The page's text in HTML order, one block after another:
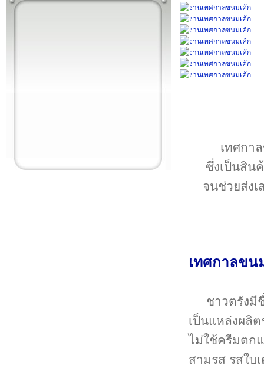
เทศกา
ซึ่งเป็นสิน
จนช่วยส่ง
เทศกาลขน
ชาวตรังมี
เป็นแหล่งผลิ
ไม่ใช้ครีมตก
สามรส รสใบ